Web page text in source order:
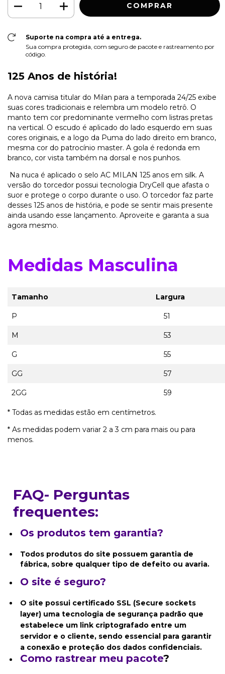
Suporte na compra até a entrega.
Sua compra protegida, com seguro de pacote e rastreamento por
código.
125 Anos de história!
A nova camisa titular do Milan para a temporada 24/25 exibe
suas cores tradicionais e relembra um modelo retrô. O
manto tem cor predominante vermelho com listras pretas
na vertical. O escudo é aplicado do lado esquerdo em suas
cores originais, e a logo da Puma do lado direito em branco,
mesma cor do patrocínio master. A gola é redonda em
branco, cor vista também na dorsal e nos punhos.
Na nuca é aplicado o selo AC MILAN 125 anos em silk. A
versão do torcedor possui tecnologia DryCell que afasta o
suor e protege o corpo durante o uso. O torcedor faz parte
desses 125 anos de história, e pode se sentir mais presente
ainda usando esse lançamento. Aproveite e garanta a sua
agora mesmo.
Medidas Masculina
Tamanho Largura
P 51
M 53
G 55
GG 57
2GG 59
* Todas as medidas estão em centímetros.
* As medidas podem variar 2 a 3 cm para mais ou para
menos.
FAQ- Perguntas
frequentes:
Os produtos tem garantia?
Todos produtos do site possuem garantia de
fábrica, sobre qualquer tipo de defeito ou avaria.
O site é seguro?
O site possui certificado SSL (Secure sockets
layer) uma tecnologia de segurança padrão que
estabelece um link criptografado entre um
servidor e o cliente, sendo essencial para garantir
a conexão e proteção dos dados confidenciais.
Como rastrear meu pacote?